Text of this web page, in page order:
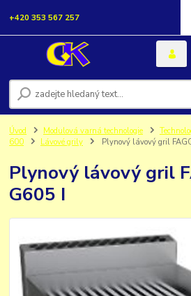
+420 353 567 257
Úvod Modulová varná technologie
600
Lávové grily Plynový lávový gril
Plynový lávový gril
G605 I